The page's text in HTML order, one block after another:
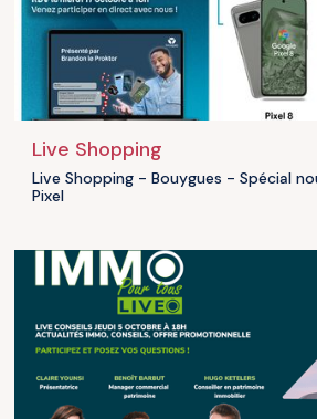
Live Shopping
Live Shopping - Bouygues - Spécial
Pixel